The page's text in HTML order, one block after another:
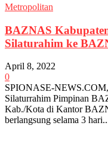
Metropolitan
BAZNAS
Silaturahim ke
April 8, 2022
0
SPIONASE-
Silaturrahim Pimpinan
Kab./Kota di Kantor
berlangsung selama 3